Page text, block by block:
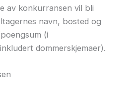
av konkurransen vil bli
navn, bosted og
(i
dommerskjemaer).